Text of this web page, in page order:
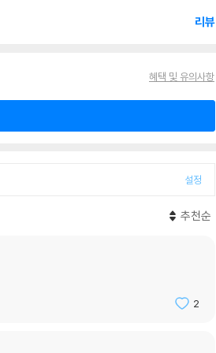
리뷰
혜택 및 유의사항
설정
추천순
2